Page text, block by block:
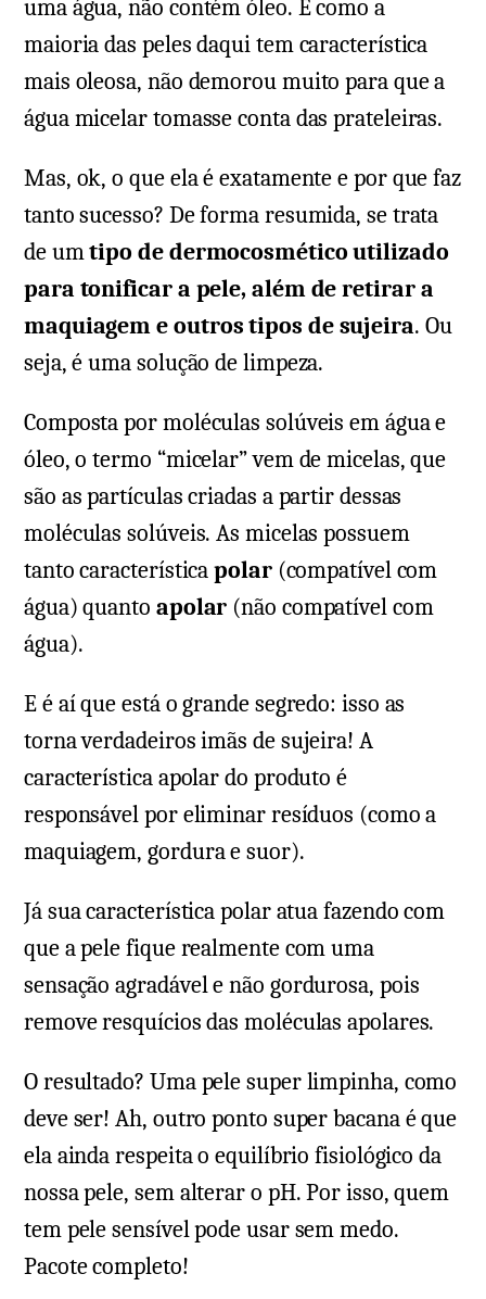
uma água, não contém óleo. E como a
maioria das peles daqui tem característica
mais oleosa, não demorou muito para que a
água micelar tomasse conta das prateleiras.
Mas, ok, o que ela é exatamente e por que faz
tanto sucesso? De forma resumida, se trata
de umtipo de dermocosmético utilizado
para tonificar a pele, além de retirar a
maquiagem e outros tipos de sujeira. Ou
seja, é uma solução de limpeza.
Composta por moléculas solúveis em água e
óleo, o termo “micelar” vem de micelas, que
são as partículas criadas a partir dessas
moléculas solúveis. As micelas possuem
tanto característicapolar(compatível com
água) quanto apolar (não compatível com
água).
E é aí que está o grande segredo: isso as
torna verdadeiros imãs de sujeira! A
característica apolar do produto é
responsável por eliminar resíduos (como a
maquiagem, gordura e suor).
Já sua característica polar atua fazendo com
que a pele fique realmente com uma
sensação agradável e não gordurosa, pois
remove resquícios das moléculas apolares.
O resultado? Uma pele super limpinha, como
deve ser! Ah, outro ponto super bacana é que
ela ainda respeita o equilíbrio fisiológico da
nossa pele, sem alterar o pH. Por isso, quem
tem pele sensível pode usar sem medo.
Pacote completo!